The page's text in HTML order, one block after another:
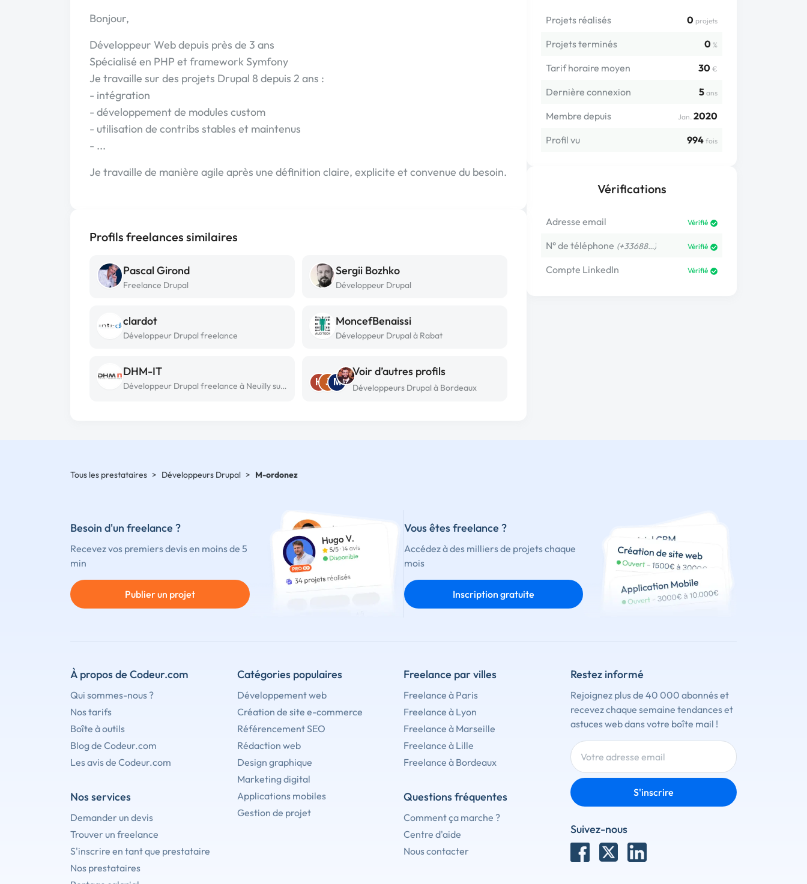
Projets réalisés 0 projets
Projets terminés 0 %
Tarif horaire moyen 30 €
Dernière connexion 5 ans
Membre depuis Jan. 2020
Profil vu
994 fois
Vérifications
Adresse email Vérifié
N° de téléphone (+33688…) Vérifié
Compte LinkedIn Vérifié
Bonjour,
Développeur Web depuis près de 3 ans
Spécialisé en PHP et framework Symfony
Je travaille sur des projets Drupal 8 depuis 2 ans :
- intégration
- développement de modules custom
- utilisation de contribs stables et maintenus
- ...
Je travaille de manière agile après une définition claire, explicite et convenue du besoin.
Profils freelances similaires
Pascal Girond
Freelance Drupal
Sergii Bozhko
Développeur Drupal
clardot
Développeur Drupal freelance
MoncefBenaissi
Développeur Drupal à Rabat
DHM-IT
Développeur Drupal freelance à Neuilly sur seine H J M
Voir d’autres profils
Développeurs Drupal à Bordeaux
Tous les prestataires > Développeurs Drupal > M-ordonez
Besoin d'un freelance ?
Recevez vos premiers devis en moins de 5
min
Publier un projet
Vous êtes freelance ?
Accédez à des milliers de projets chaque
mois
Inscription gratuite
À propos de Codeur.com
Qui sommes-nous ?
Nos tarifs
Boîte à outils
Blog de Codeur.com
Les avis de Codeur.com
Nos services
Demander un devis
Trouver un freelance
S'inscrire en tant que prestataire
Nos prestataires
Catégories populaires
Développement web
Création de site e-commerce
Référencement SEO
Rédaction web
Design graphique
Marketing digital
Applications mobiles
Gestion de projet
Freelance par villes
Freelance à Paris
Freelance à Lyon
Freelance à Marseille
Freelance à Lille
Freelance à Bordeaux
Questions fréquentes
Comment ça marche ?
Centre d'aide
Nous contacter
Restez informé
Rejoignez plus de 40 000 abonnés et
recevez chaque semaine tendances et
astuces web dans votre boîte mail !
S'inscrire
Suivez-nous